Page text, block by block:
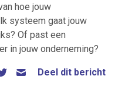
hoe jouw
systeem gaat jouw
Of past een
in jouw onderneming?
Deel dit bericht